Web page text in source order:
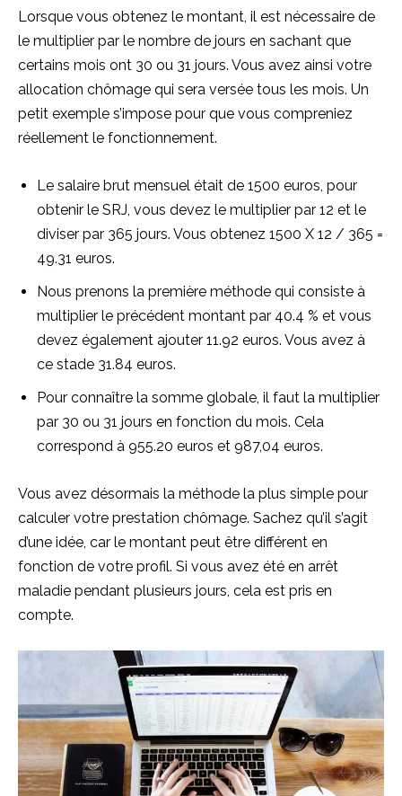
Lorsque vous obtenez le montant, il est nécessaire de
le multiplier par le nombre de jours en sachant que
certains mois ont 30 ou 31 jours. Vous avez ainsi votre
allocation chômage qui sera versée tous les mois. Un
petit exemple s’impose pour que vous compreniez
réellement le fonctionnement.
Le salaire brut mensuel était de 1500 euros, pour
obtenir le SRJ, vous devez le multiplier par 12 et le
diviser par 365 jours. Vous obtenez 1500 X 12 / 365 =
49.31 euros.
Nous prenons la première méthode qui consiste à
multiplier le précédent montant par 40.4 % et vous
devez également ajouter 11.92 euros. Vous avez à
ce stade 31.84 euros.
Pour connaître la somme globale, il faut la multiplier
par 30 ou 31 jours en fonction du mois. Cela
correspond à 955.20 euros et 987,04 euros.
Vous avez désormais la méthode la plus simple pour
calculer votre prestation chômage. Sachez qu’il s’agit
d’une idée, car le montant peut être différent en
fonction de votre profil. Si vous avez été en arrêt
maladie pendant plusieurs jours, cela est pris en
compte.